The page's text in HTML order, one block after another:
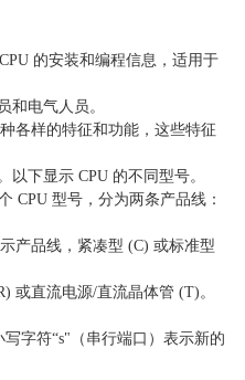
的安装和编程信息，适用于
和电气人员。
各样的特征和功能，这些特征
下显示 CPU 的不同型号。
CPU 型号，分为两条产品线：
产品线，紧凑型 (C) 或标准型
或直流电源/直流晶体管 (T)。
字符“s"（串行端口）表示新的